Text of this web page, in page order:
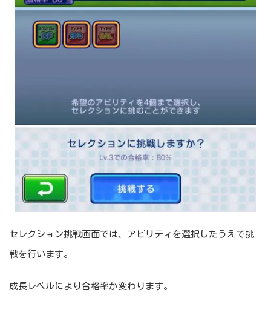
セレクション挑戦画面では、アビリティを選択したうえで挑
戦を行います。
成長レベルにより合格率が変わります。